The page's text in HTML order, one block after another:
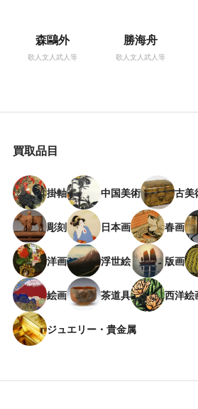
森鷗外
歌人文人武人等
勝海舟
歌人文人武人等
買取品目
掛軸 中国美術 古美
彫刻 日本画 春画
洋画 浮世絵 版画
絵画 茶道具 西洋絵
ジュエリー・貴金属